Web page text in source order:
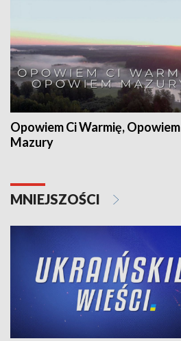
Opowiem Ci Warmię, Opowiem
Mazury
MNIEJSZOŚCI